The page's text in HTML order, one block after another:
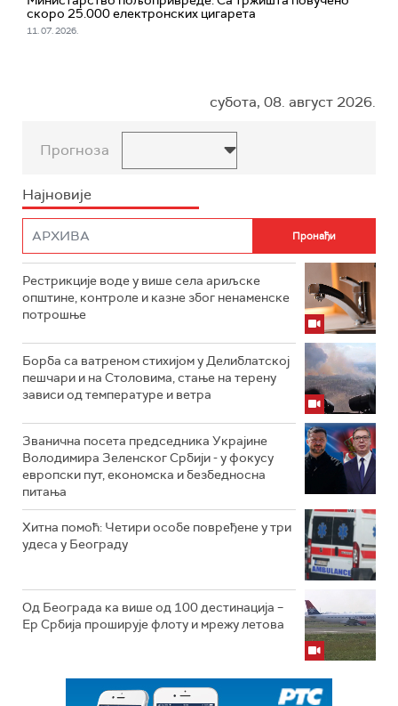
скоро 25.000 електронских цигарета
11. 07. 2026.
субота, 08. август 2026.
Прогноза
Најновије
Рестрикције воде у више села ариљске
општине, контроле и казне због ненаменске
потрошње
Борба са ватреном стихијом у Делиблатској
пешчари и на Столовима, стање на терену
зависи од температуре и ветра
Званична посета председника Украјине
Володимира Зеленског Србији - у фокусу
европски пут, економска и безбедносна
питања
Хитна помоћ: Четири особе повређене у три
удеса у Београду
Од Београда ка више од 100 дестинација –
Ер Србија проширује флоту и мрежу летова